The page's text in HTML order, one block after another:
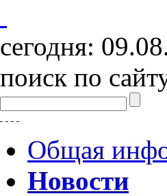
сегодня:
поиск по
Общая
Новости